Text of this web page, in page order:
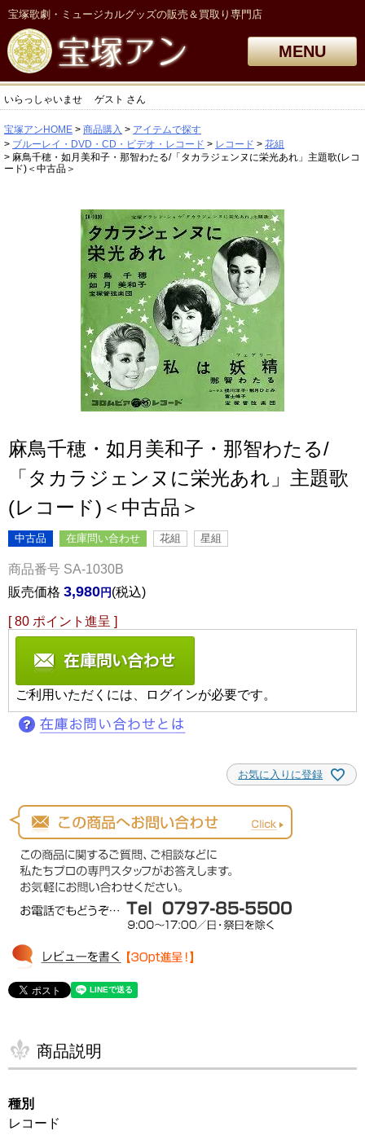
宝塚歌劇・ミュージカルグッズの販売＆買取り専門店
MENU
いらっしゃいませ ゲスト さん
宝塚アンHOME 商品購入
アイテムで探す
ブルーレイ・DVD・CD・ビデオ・レコード
レコード
花組
麻鳥千穂・如月美和子・那智わたる/「タカラジェンヌに栄光あれ」主題歌(レコ
ード)＜中古品＞
麻鳥千穂・如月美和子・那智わたる/
「タカラジェンヌに栄光あれ」主題歌
(レコード)＜中古品＞
中古品 在庫問い合わせ 花組 星組
商品番号 SA-1030B
販売価格 3,980 税込
[ 80 ポイント進呈 ]
ご利用いただくには、ログインが必要です。
お気に入りに登録
商品説明
種別
レコード